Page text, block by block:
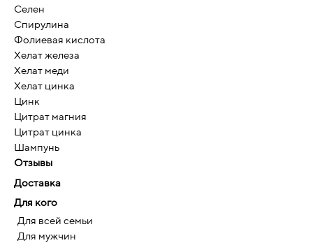
Селен
Спирулина
Фолиевая кислота
Хелат железа
Хелат меди
Хелат цинка
Цинк
Цитрат магния
Цитрат цинка
Шампунь
Отзывы
Доставка
Для кого
Для всей семьи
Для мужчин